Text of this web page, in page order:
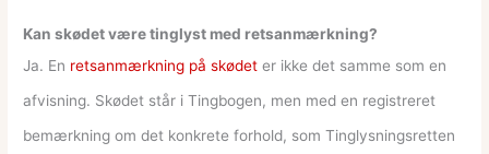
Kan skødet være tinglyst med retsanmærkning?
Ja. En retsanmærkning på skødet er ikke det samme som en
afvisning. Skødet står i Tingbogen, men med en registreret
bemærkning om det konkrete forhold, som Tinglysningsretten